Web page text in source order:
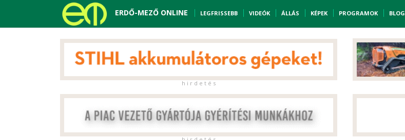
ERDŐ-MEZŐ ONLINE LEGFRISSEBB VIDEÓK ÁLLÁS KÉPEK PROGRAMOK BLOG
h i r d e t é s